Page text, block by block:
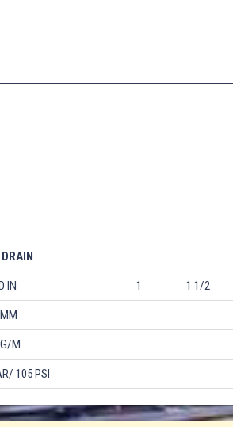
IN 1 1 1/2
M
105 PSI